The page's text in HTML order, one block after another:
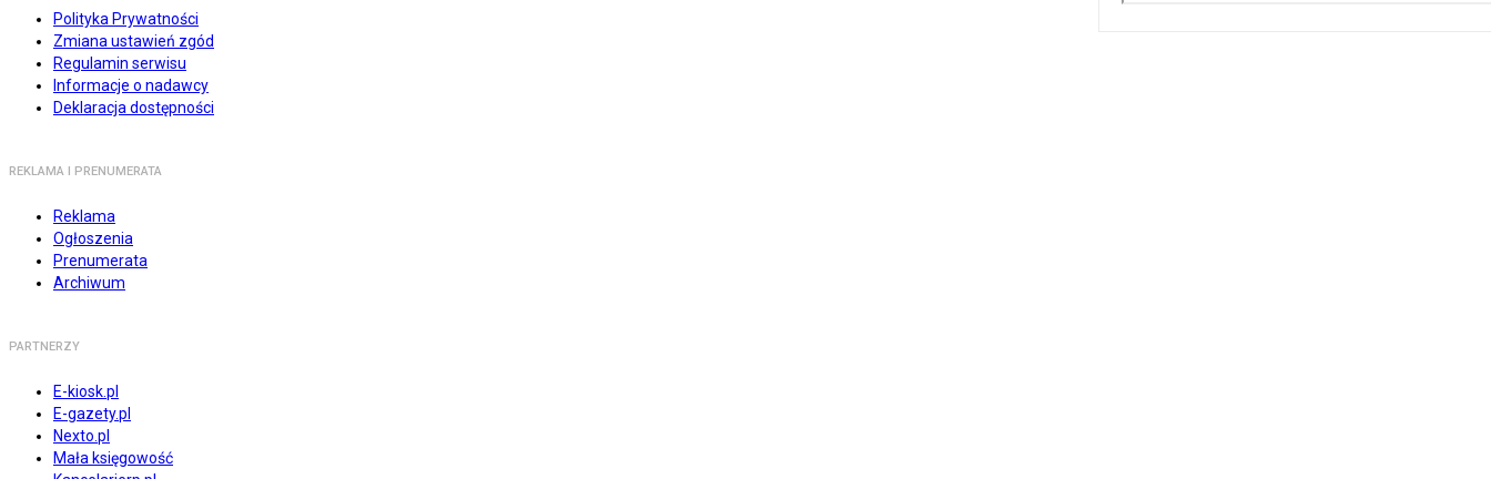
Polityka Prywatności
Zmiana ustawień zgód
Regulamin serwisu
Informacje o nadawcy
Deklaracja dostępności
REKLAMA I PRENUMERATA
Reklama
Ogłoszenia
Prenumerata
Archiwum
PARTNERZY
E-kiosk.pl
E-gazety.pl
Nexto.pl
Mała księgowość